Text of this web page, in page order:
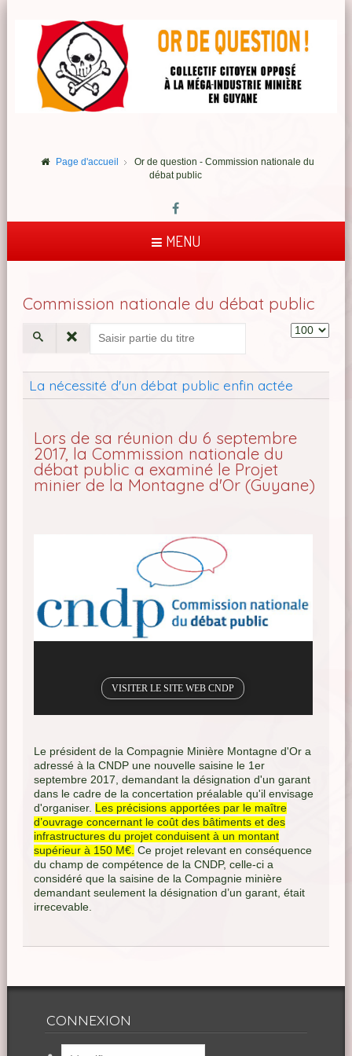
Page d'accueil
Or de question - Commission nationale du
débat public
MENU
Commission nationale du débat public
La nécessité d'un débat public enfin actée
Lors de sa réunion du 6 septembre
2017, la Commission nationale du
débat public a examiné le Projet
minier de la Montagne d'Or (Guyane)
VISITER LE SITE WEB CNDP
Le président de la Compagnie Minière Montagne d'Or a
adressé à la CNDP une nouvelle saisine le 1er
septembre 2017, demandant la désignation d'un garant
dans le cadre de la concertation préalable qu'il envisage
d'organiser.
Les précisions apportées par le maître
d’ouvrage concernant le coût des bâtiments et des
infrastructures du projet conduisent à un montant
supérieur à 150 M€. Ce projet relevant en conséquence
du champ de compétence de la CNDP, celle-ci a
considéré que la saisine de la Compagnie minière
demandant seulement la désignation d’un garant, était
irrecevable.
CONNEXION